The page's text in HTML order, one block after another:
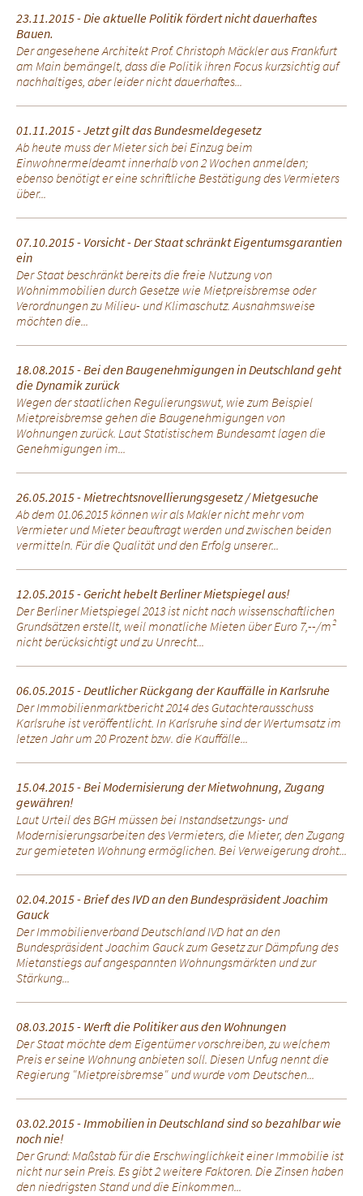
23.11.2015 - Die aktuelle Politik fördert nicht dauerhaftes
Bauen.
Der angesehene Architekt Prof. Christoph Mäckler aus Frankfurt
am Main bemängelt, dass die Politik ihren Focus kurzsichtig auf
nachhaltiges, aber leider nicht dauerhaftes...
01.11.2015 - Jetzt gilt das Bundesmeldegesetz
Ab heute muss der Mieter sich bei Einzug beim
Einwohnermeldeamt innerhalb von 2 Wochen anmelden;
ebenso benötigt er eine schriftliche Bestätigung des Vermieters
über...
07.10.2015 - Vorsicht - Der Staat schränkt Eigentumsgarantien
ein
Der Staat beschränkt bereits die freie Nutzung von
Wohnimmobilien durch Gesetze wie Mietpreisbremse oder
Verordnungen zu Milieu- und Klimaschutz. Ausnahmsweise
möchten die...
18.08.2015 - Bei den Baugenehmigungen in Deutschland geht
die Dynamik zurück
Wegen der staatlichen Regulierungswut, wie zum Beispiel
Mietpreisbremse gehen die Baugenehmigungen von
Wohnungen zurück. Laut Statistischem Bundesamt lagen die
Genehmigungen im...
26.05.2015 - Mietrechtsnovellierungsgesetz / Mietgesuche
Ab dem 01.06.2015 können wir als Makler nicht mehr vom
Vermieter und Mieter beauftragt werden und zwischen beiden
vermitteln. Für die Qualität und den Erfolg unserer...
12.05.2015 - Gericht hebelt Berliner Mietspiegel aus!
Der Berliner Mietspiegel 2013 ist nicht nach wissenschaftlichen
Grundsätzen erstellt, weil monatliche Mieten über Euro 7,--/m²
nicht berücksichtigt und zu Unrecht...
06.05.2015 - Deutlicher Rückgang der Kauffälle in Karlsruhe
Der Immobilienmarktbericht 2014 des Gutachterausschuss
Karlsruhe ist veröffentlicht. In Karlsruhe sind der Wertumsatz im
letzen Jahr um 20 Prozent bzw. die Kauffälle...
15.04.2015 - Bei Modernisierung der Mietwohnung, Zugang
gewähren!
Laut Urteil des BGH müssen bei Instandsetzungs- und
Modernisierungsarbeiten des Vermieters, die Mieter, den Zugang
zur gemieteten Wohnung ermöglichen. Bei Verweigerung droht...
02.04.2015 - Brief des IVD an den Bundespräsident Joachim
Gauck
Der Immobilienverband Deutschland IVD hat an den
Bundespräsident Joachim Gauck zum Gesetz zur Dämpfung des
Mietanstiegs auf angespannten Wohnungsmärkten und zur
Stärkung...
08.03.2015 - Werft die Politiker aus den Wohnungen
Der Staat möchte dem Eigentümer vorschreiben, zu welchem
Preis er seine Wohnung anbieten soll. Diesen Unfug nennt die
Regierung "Mietpreisbremse" und wurde vom Deutschen...
03.02.2015 - Immobilien in Deutschland sind so bezahlbar wie
noch nie!
Der Grund: Maßstab für die Erschwinglichkeit einer Immobilie ist
nicht nur sein Preis. Es gibt 2 weitere Faktoren. Die Zinsen haben
den niedrigsten Stand und die Einkommen...